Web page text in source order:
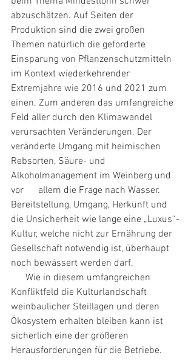
abzuschätzen. Auf Seiten der
Produktion sind die zwei großen
Themen natürlich die geforderte
Einsparung von Pflanzenschutzmitteln
im Kontext wiederkehrender
Extremjahre wie 2016 und 2021 zum
einen. Zum anderen das umfangreiche
Feld aller durch den Klimawandel
verursachten Veränderungen. Der
veränderte Umgang mit heimischen
Rebsorten, Säure- und
Alkoholmanagement im Weinberg und
vor      allem die Frage nach Wasser.
Bereitstellung, Umgang, Herkunft und
die Unsicherheit wie lange eine „Luxus“-
Kultur, welche nicht zur Ernährung der
Gesellschaft notwendig ist, überhaupt
noch bewässert werden darf.
Konfliktfeld die Kulturlandschaft
weinbaulicher Steillagen und deren
Ökosystem erhalten bleiben kann ist
sicherlich eine der größeren
Herausforderungen für die Betriebe.